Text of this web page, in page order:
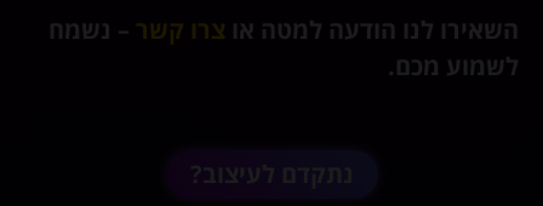
השאירו לנו הודעה למטה או צרו קשר – נשמח
לשמוע מכם.
נתקדם לעיצוב?